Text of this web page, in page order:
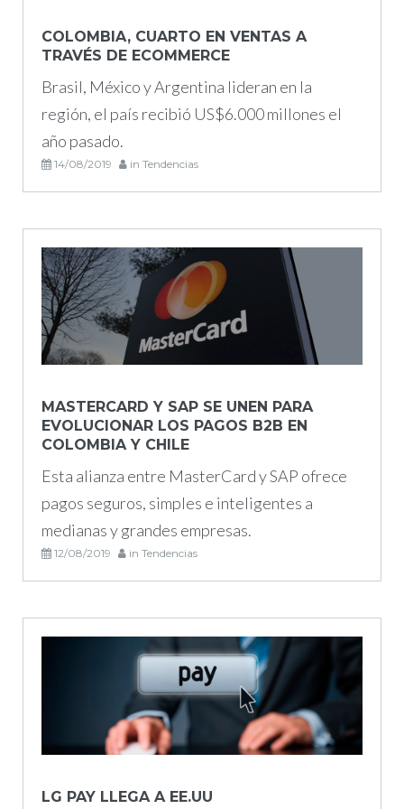
COLOMBIA, CUARTO EN VENTAS A
TRAVÉS DE ECOMMERCE
Brasil, México y Argentina lideran en la
región, el país recibió US$6.000 millones el
año pasado.
14/08/2019 in Tendencias
MASTERCARD Y SAP SE UNEN PARA
EVOLUCIONAR LOS PAGOS B2B EN
COLOMBIA Y CHILE
Esta alianza entre MasterCard y SAP ofrece
pagos seguros, simples e inteligentes a
medianas y grandes empresas.
12/08/2019 in Tendencias
LG PAY LLEGA A EE.UU